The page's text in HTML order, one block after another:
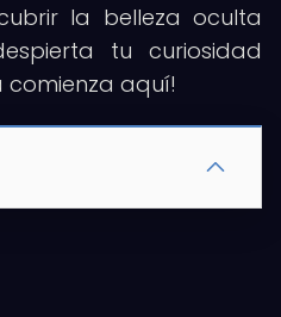
la belleza oculta
tu curiosidad
comienza aquí!